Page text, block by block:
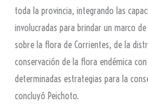
toda la provincia, integrando las
involucradas para brindar un marco
sobre la flora de Corrientes, de la
conservación de la flora endémica
determinadas estrategias para la
concluyó Peichoto.